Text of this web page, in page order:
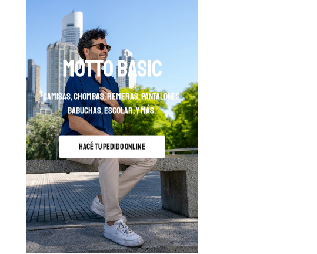
MOTTO BASIC
camisas, chombas, remeras, pantalones,
babuchas, escolar, y más.
HACÉ TU PEDIDO ONLINE